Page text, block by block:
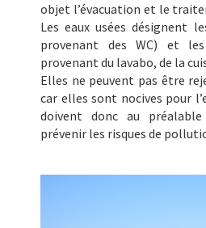
objet l’évacuation et le
Les eaux usées désignent
provenant des WC) et
provenant du lavabo, de la
Elles ne peuvent pas être
car elles sont nocives pour
doivent donc au
prévenir les risques de